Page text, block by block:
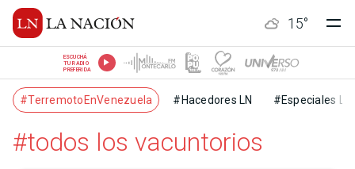
15°
ESCUCHÁ
TU RADIO
PREFERIDA
#TerremotoEnVenezuela #Hacedores LN #Especiales LN
#todos los vacuntorios